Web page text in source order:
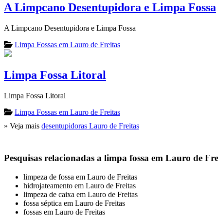
A Limpcano Desentupidora e Limpa Fossa
A Limpcano Desentupidora e Limpa Fossa
Limpa Fossas em Lauro de Freitas
Limpa Fossa Litoral
Limpa Fossa Litoral
Limpa Fossas em Lauro de Freitas
» Veja mais desentupidoras Lauro de Freitas
Pesquisas relacionadas a limpa fossa em Lauro de
limpeza de fossa em Lauro de Freitas
hidrojateamento em Lauro de Freitas
limpeza de caixa em Lauro de Freitas
fossa séptica em Lauro de Freitas
fossas em Lauro de Freitas